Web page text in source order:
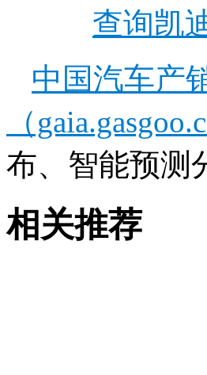
查询凯
中国汽车产
（
布、智能预测
相关推荐